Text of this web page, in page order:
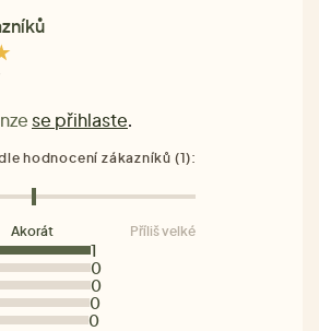
se přihlaste.
1
0
0
0
0
hodnocení zákazníků (1):
Akorát Příliš velké